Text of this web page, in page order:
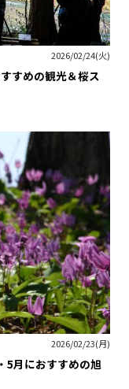
2026/02/24(火)
すめの観光＆桜ス
2026/02/23(月)
5月におすすめの旭